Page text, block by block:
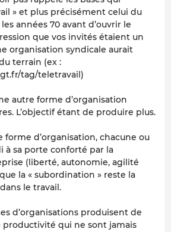
» et plus précisément celui du
années 70 avant d’ouvrir le
que vos invités étaient un
organisation syndicale aurait
terrain (ex :
tag/teletravail)
autre forme d’organisation
L’objectif étant de produire plus.
forme d’organisation, chacune ou
à sa porte conforté par la
(liberté, autonomie, agilité
la « subordination » reste la
le travail.
d’organisations produisent de
productivité qui ne sont jamais